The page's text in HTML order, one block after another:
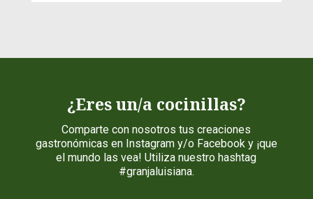
¿Eres un/a cocinillas?
Comparte con nosotros tus creaciones
gastronómicas en Instagram y/o Facebook y ¡que
el mundo las vea! Utiliza nuestro hashtag
#granjaluisiana.